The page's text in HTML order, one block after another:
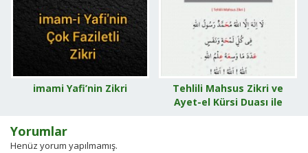
imami Yafi’nin Zikri
Tehlili Mahsus Zikri ve
Ayet-el Kürsi Duası ile
Yorumlar
Henüz yorum yapılmamış.